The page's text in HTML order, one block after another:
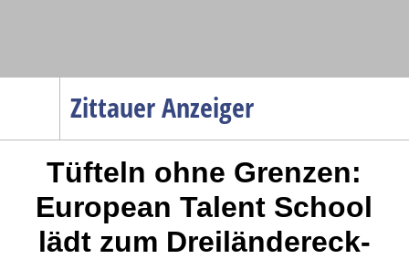
Zittauer Anzeiger
Menüpunkte
Politik
Gesellschaft
Wirtschaft
Tüfteln ohne Grenzen:
European Talent School
lädt zum Dreiländereck-